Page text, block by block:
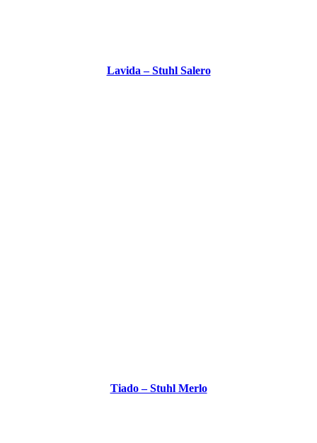
Lavida – Stuhl Salero
Tiado – Stuhl Merlo